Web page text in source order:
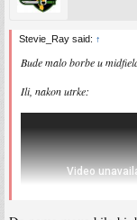
Stevie_Ray said: ↑
Bude malo borbe u
Ili, nakon utrke: